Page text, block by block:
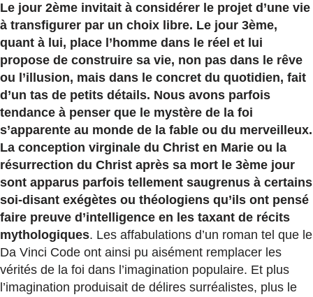
Le jour 2ème invitait à considérer le projet d’une vie
à transfigurer par un choix libre. Le jour 3ème,
quant à lui, place l’homme dans le réel et lui
propose de construire sa vie, non pas dans le rêve
ou l’illusion, mais dans le concret du quotidien, fait
d’un tas de petits détails. Nous avons parfois
tendance à penser que le mystère de la foi
s’apparente au monde de la fable ou du merveilleux.
La conception virginale du Christ en Marie ou la
résurrection du Christ après sa mort le 3ème jour
sont apparus parfois tellement saugrenus à certains
soi-disant exégètes ou théologiens qu’ils ont pensé
faire preuve d’intelligence en les taxant de récits
mythologiques. Les affabulations d’un roman tel que le
Da Vinci Code ont ainsi pu aisément remplacer les
vérités de la foi dans l’imagination populaire. Et plus
l’imagination produisait de délires surréalistes, plus le